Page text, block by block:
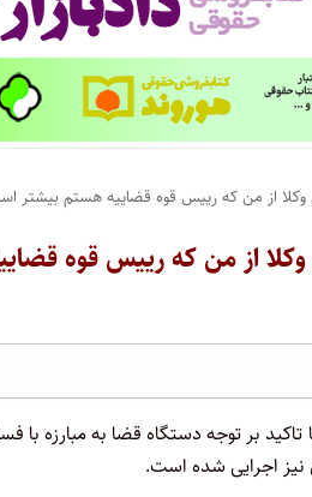
از من که رییس قوه قضاییه هستم بیشتر
از من که رییس قوه
بر توجه دستگاه قضا به مبارزه
نیز اجرایی شده است.